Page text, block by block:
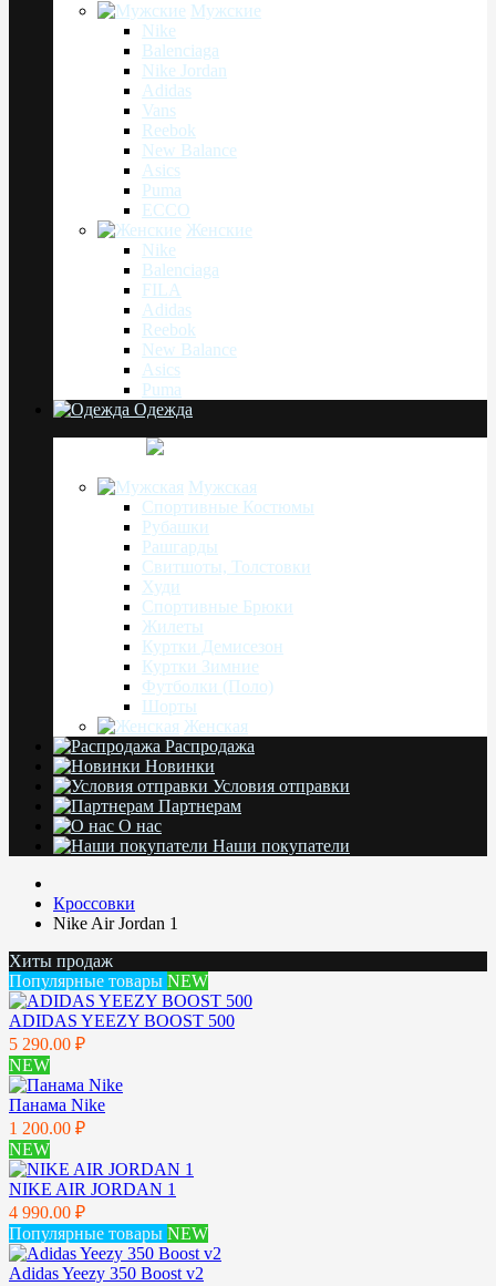
Мужские
Nike
Balenciaga
Nike Jordan
Adidas
Vans
Reebok
New Balance
Asics
Puma
ECCO
Женские
Nike
Balenciaga
FILA
Adidas
Reebok
New Balance
Asics
Puma
Одежда
Мужская
Спортивные Костюмы
Рубашки
Рашгарды
Свитшоты, Толстовки
Худи
Спортивные Брюки
Жилеты
Куртки Демисезон
Куртки Зимние
Футболки (Поло)
Шорты
Женская
Распродажа
Новинки
Условия отправки
Партнерам
О нас
Наши покупатели
Кроссовки
Nike Air Jordan 1
Хиты продаж
Популярные товары NEW
ADIDAS YEEZY BOOST 500
5 290.00 ₽
NEW
Панама Nike
1 200.00 ₽
NEW
NIKE AIR JORDAN 1
4 990.00 ₽
Популярные товары NEW
Adidas Yeezy 350 Boost v2